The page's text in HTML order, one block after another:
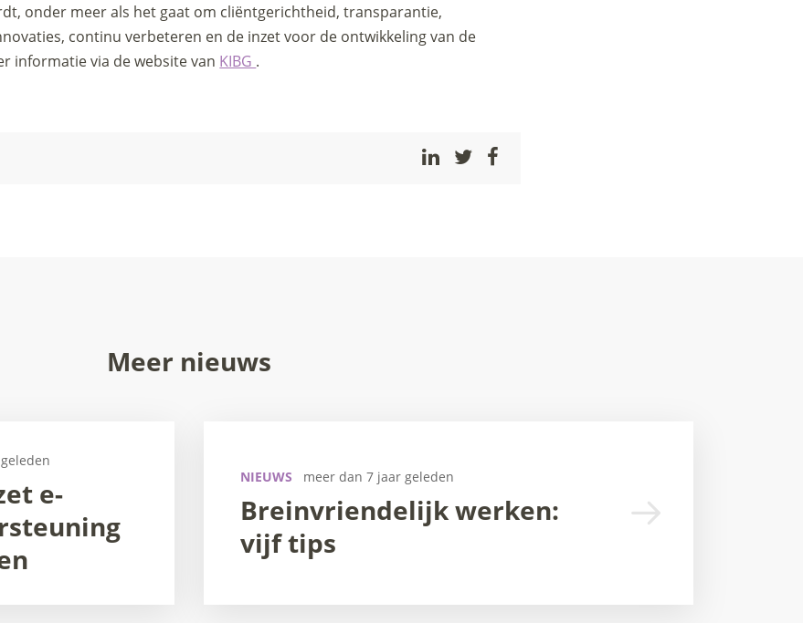
onder meer als het gaat om cliëntgerichtheid, transparantie,
continu verbeteren en de inzet voor de ontwikkeling van de
informatie via de website van KIBG .
Meer nieuws
NIEUWS meer dan 7 jaar geleden
Breinvriendelijk werken:
vijf tips
e-